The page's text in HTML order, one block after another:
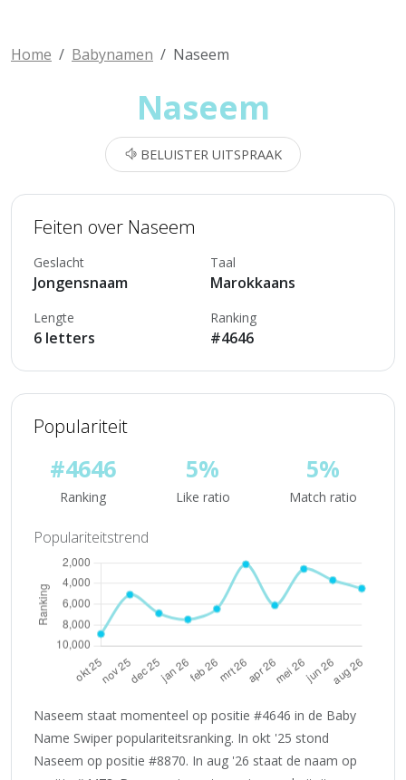
Home Babynamen Naseem
Naseem
BELUISTER UITSPRAAK
Feiten over Naseem
Geslacht
Jongensnaam
Taal
Marokkaans
Lengte
6 letters
Ranking
#4646
Populariteit
#4646
Ranking
5%
Like ratio
5%
Match ratio
Populariteitstrend
Naseem staat momenteel op positie #4646 in de Baby
Name Swiper populariteitsranking. In okt '25 stond
Naseem op positie #8870. In aug '26 staat de naam op